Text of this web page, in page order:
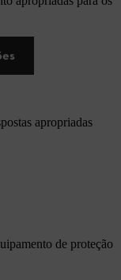
apropriadas
de proteção